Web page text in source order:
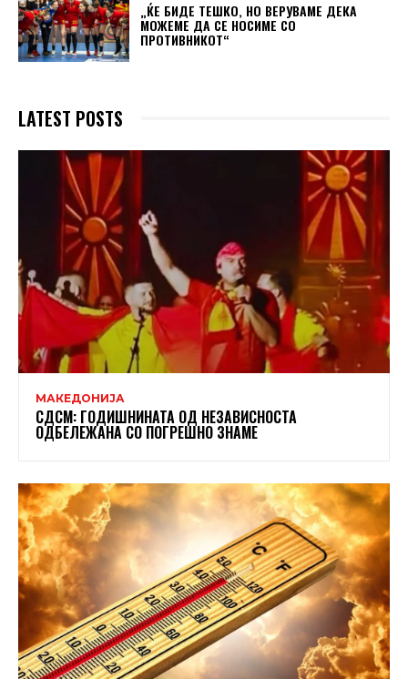
„ЌЕ БИДЕ ТЕШКО, НО ВЕРУВАМЕ ДЕКА
МОЖЕМЕ ДA СЕ НОСИМЕ СО
ПРОТИВНИКОТ“
LATEST POSTS
МАКЕДОНИЈА
СДСМ: ГОДИШНИНАТА ОД НЕЗАВИСНОСТА
ОДБЕЛЕЖАНА СО ПОГРЕШНО ЗНАМЕ